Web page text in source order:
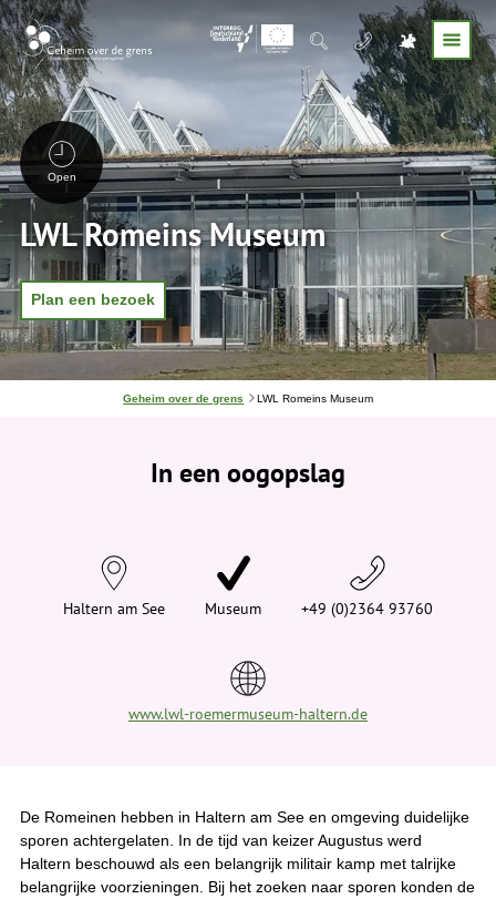
Open
LWL Romeins Museum
Plan een bezoek
J
e
h
e
Geheim over de grens LWL Romeins Museum
In een oogopslag
Haltern am See Museum +49 (0)2364 93760
www.lwl-roemermuseum-haltern.de
De Romeinen hebben in Haltern am See en omgeving duidelijke
sporen achtergelaten. In de tijd van keizer Augustus werd
Haltern beschouwd als een belangrijk militair kamp met talrijke
belangrijke voorzieningen. Bij het zoeken naar sporen konden de